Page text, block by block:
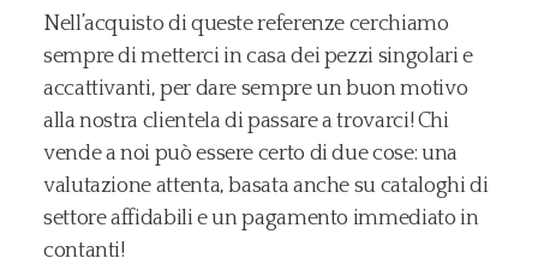
Nell’acquisto di queste referenze cerchiamo
sempre di metterci in casa dei pezzi singolari e
accattivanti, per dare sempre un buon motivo
alla nostra clientela di passare a trovarci! Chi
vende a noi può essere certo di due cose: una
valutazione attenta, basata anche su cataloghi di
settore affidabili e un pagamento immediato in
contanti!